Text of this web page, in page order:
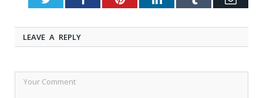
LEAVE A REPLY